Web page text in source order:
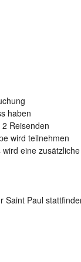
haben
Reisenden
wird teilnehmen
eine
Saint Paul